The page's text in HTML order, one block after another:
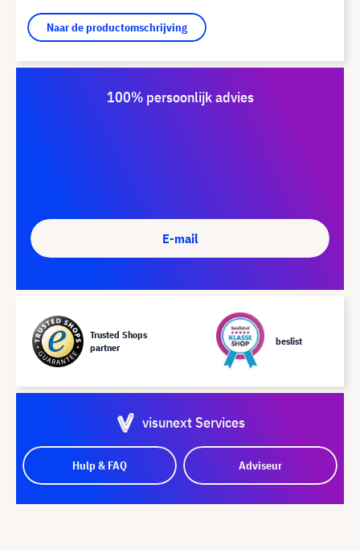
Naar de productomschrijving
100% persoonlijk advies
E-mail
Trusted Shops
partner
beslist
visunext Services
Hulp & FAQ Adviseur